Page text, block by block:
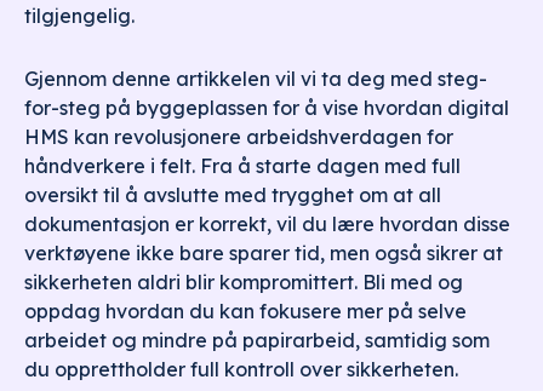
tilgjengelig.
Gjennom denne artikkelen vil vi ta deg med steg-
for-steg på byggeplassen for å vise hvordan digital
HMS kan revolusjonere arbeidshverdagen for
håndverkere i felt. Fra å starte dagen med full
oversikt til å avslutte med trygghet om at all
dokumentasjon er korrekt, vil du lære hvordan disse
verktøyene ikke bare sparer tid, men også sikrer at
sikkerheten aldri blir kompromittert. Bli med og
oppdag hvordan du kan fokusere mer på selve
arbeidet og mindre på papirarbeid, samtidig som
du opprettholder full kontroll over sikkerheten.